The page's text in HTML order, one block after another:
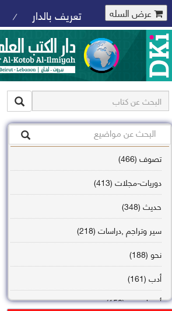
عرض السله تعريف بالدار /
تصوف (466)
دوريات-مجلات (413)
حديث (348)
سير وتراجم ,دراسات (218)
نحو (188)
أدب (161)
أصول فقه (158)